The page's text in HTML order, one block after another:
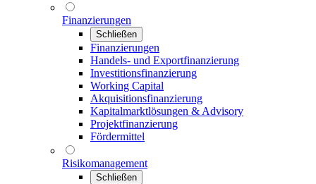
Finanzierungen
Schließen
Finanzierungen
Handels- und Exportfinanzierung
Investitionsfinanzierung
Working Capital
Akquisitionsfinanzierung
Kapitalmarktlösungen & Advisory
Projektfinanzierung
Fördermittel
Risikomanagement
Schließen